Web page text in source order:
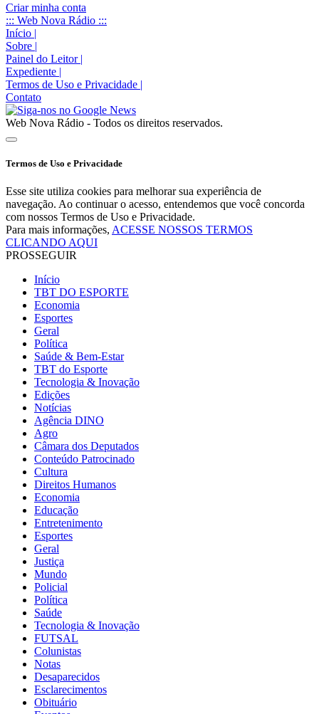
Criar minha conta
::: Web Nova Rádio :::
Início |
Sobre |
Painel do Leitor |
Expediente |
Termos de Uso e Privacidade |
Contato
Web Nova Rádio - Todos os direitos reservados.
Termos de Uso e Privacidade
Esse site utiliza cookies para melhorar sua experiência de
navegação. Ao continuar o acesso, entendemos que você concorda
com nossos Termos de Uso e Privacidade.
Para mais informações, ACESSE NOSSOS TERMOS
CLICANDO AQUI
PROSSEGUIR
Início
TBT DO ESPORTE
Economia
Esportes
Geral
Política
Saúde & Bem-Estar
TBT do Esporte
Tecnologia & Inovação
Edições
Notícias
Agência DINO
Agro
Câmara dos Deputados
Conteúdo Patrocinado
Cultura
Direitos Humanos
Economia
Educação
Entretenimento
Esportes
Geral
Justiça
Mundo
Policial
Política
Saúde
Tecnologia & Inovação
FUTSAL
Colunistas
Notas
Desaparecidos
Esclarecimentos
Obituário